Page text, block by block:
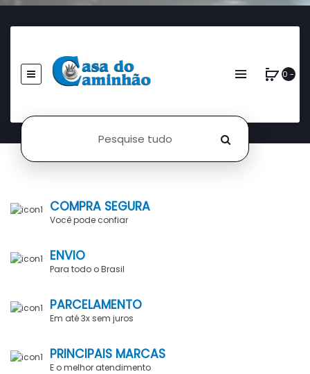
0 -
COMPRA SEGURA
Você pode confiar
ENVIO
Para todo o Brasil
PARCELAMENTO
Em até 3x sem juros
PRINCIPAIS MARCAS
E o melhor atendimento